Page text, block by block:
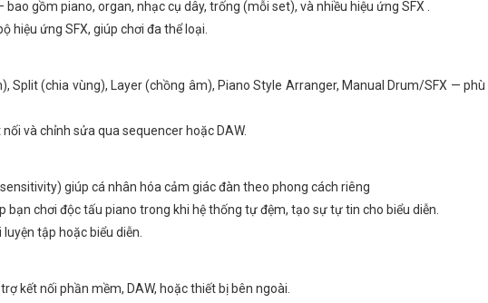
gồm piano, organ, nhạc cụ dây, trống (mỗi set), và nhiều hiệu ứng SFX .
hiệu ứng SFX, giúp chơi đa thể loại.
Split (chia vùng), Layer (chồng âm), Piano Style Arranger, Manual Drum/SFX — phù
và chỉnh sửa qua sequencer hoặc DAW.
giúp cá nhân hóa cảm giác đàn theo phong cách riêng
bạn chơi độc tấu piano trong khi hệ thống tự đệm, tạo sự tự tin cho biểu diễn.
tập hoặc biểu diễn.
kết nối phần mềm, DAW, hoặc thiết bị bên ngoài.